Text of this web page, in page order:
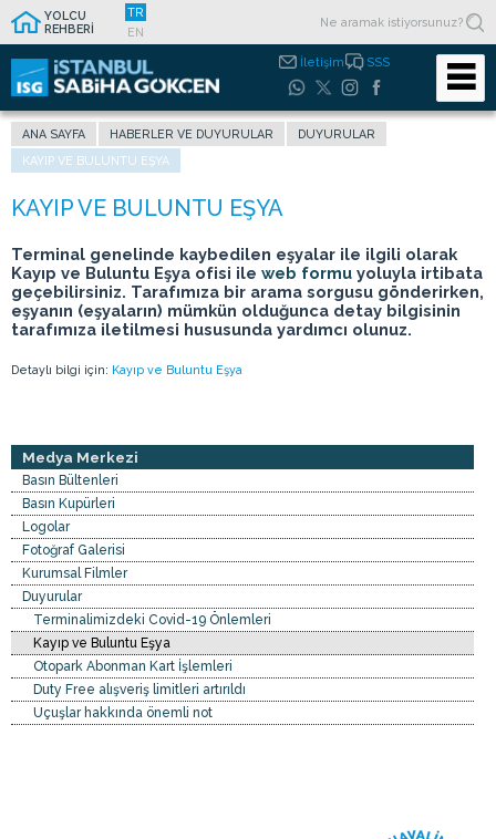
YOLCU
REHBERİ
TR
EN
İletişim SSS
ANA SAYFA HABERLER VE DUYURULAR
DUYURULAR
KAYIP VE BULUNTU EŞYA
Terminal genelinde kaybedilen eşyalar ile ilgili olarak
Kayıp ve Buluntu Eşya ofisi ile web formu yoluyla irtibata
geçebilirsiniz. Tarafımıza bir arama sorgusu gönderirken,
eşyanın (eşyaların) mümkün olduğunca detay bilgisinin
tarafımıza iletilmesi hususunda yardımcı olunuz.
Detaylı bilgi için: Kayıp ve Buluntu Eşya
Medya Merkezi
Basın Bültenleri
Basın Kupürleri
Logolar
Fotoğraf Galerisi
Kurumsal Filmler
Duyurular
Terminalimizdeki Covid-19 Önlemleri
Kayıp ve Buluntu Eşya
Otopark Abonman Kart İşlemleri
Duty Free alışveriş limitleri artırıldı
Uçuşlar hakkında önemli not